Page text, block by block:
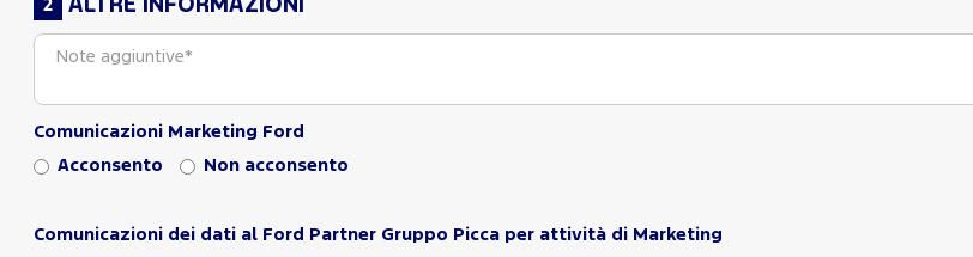
ALTRE INFORMAZIONI
Comunicazioni Marketing Ford
Acconsento Non acconsento
Comunicazioni dei dati al Ford Partner Gruppo Picca per attività di Marketing